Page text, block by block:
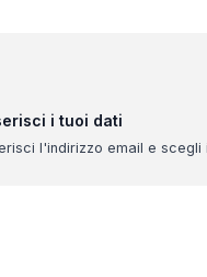
i tuoi dati
l'indirizzo email e scegli